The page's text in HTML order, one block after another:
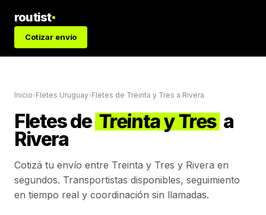
routist
Cotizar envío
Inicio›Fletes Uruguay›Fletes de Treinta y Tres a Rivera
Fletes de Treinta y Tres a
Rivera
Cotizá tu envío entre Treinta y Tres y Rivera en
segundos. Transportistas disponibles, seguimiento
en tiempo real y coordinación sin llamadas.